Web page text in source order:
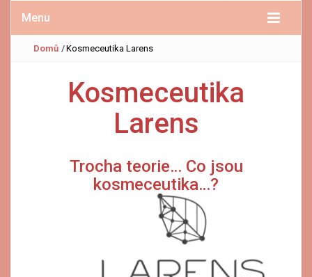
Menu
Domů /Kosmeceutika Larens
Kosmeceutika
Larens
Trocha teorie… Co jsou
kosmeceutika…?